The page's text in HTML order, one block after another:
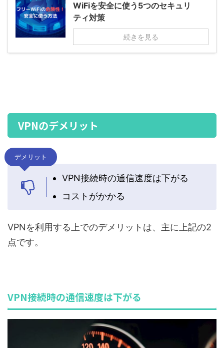
WiFiを安全に使う5つのセキュリ
ティ対策
続きを見る
VPNのデメリット
デメリット
VPN接続時の通信速度は下がる
コストがかかる
VPNを利用する上でのデメリットは、主に上記の2
点です。
VPN接続時の通信速度は下がる